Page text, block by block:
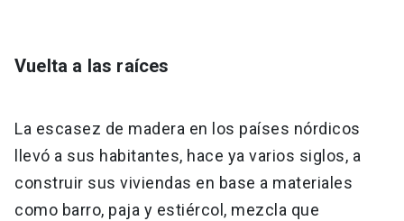
Vuelta a las raíces
La escasez de madera en los países nórdicos
llevó a sus habitantes, hace ya varios siglos, a
construir sus viviendas en base a materiales
como barro, paja y estiércol, mezcla que